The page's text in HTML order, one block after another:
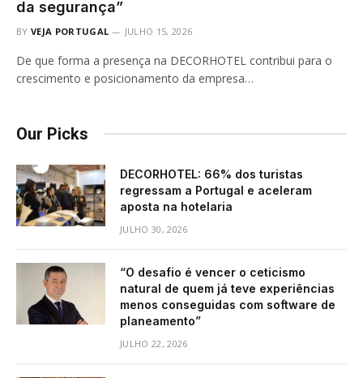
da segurança”
BY VEJA PORTUGAL JULHO 15, 2026
De que forma a presença na DECORHOTEL contribui para o
crescimento e posicionamento da empresa…
Our Picks
DECORHOTEL: 66% dos turistas
regressam a Portugal e aceleram
aposta na hotelaria
JULHO 30, 2026
“O desafio é vencer o ceticismo
natural de quem já teve experiências
menos conseguidas com software de
planeamento”
JULHO 22, 2026